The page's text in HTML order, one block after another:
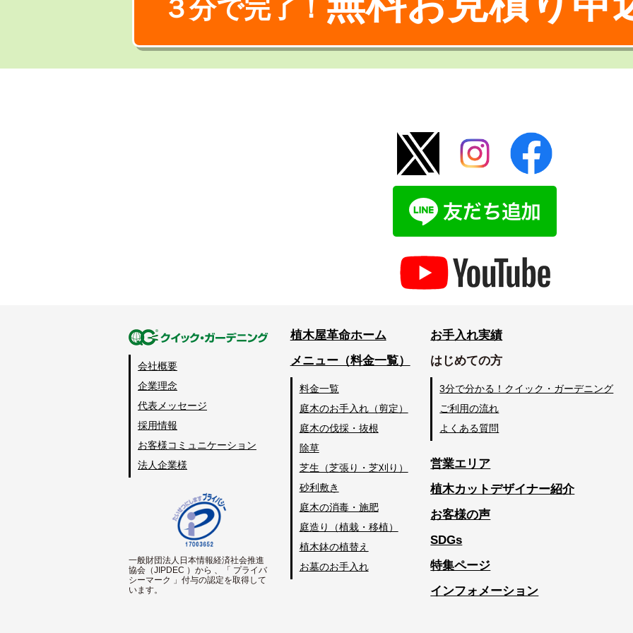
３分で完了！
会社概要
企業理念
代表メッセージ
採用情報
お客様コミュニケーション
法人企業様
一般財団法人日本情報経済社会推進
協会（JIPDEC ）から 、「 プライバ
シーマーク 」付与の認定を取得して
います。
植木屋革命ホーム
メニュー（料金一覧）
料金一覧
庭木のお手入れ（剪定）
庭木の伐採・抜根
除草
芝生（芝張り・芝刈り）
砂利敷き
庭木の消毒・施肥
庭造り（植栽・移植）
植木鉢の植替え
お墓のお手入れ
お手入れ実績
はじめての方
3分で分かる！クイック・ガーデニング
ご利用の流れ
よくある質問
営業エリア
植木カットデザイナー紹介
お客様の声
SDGs
特集ページ
インフォメーション